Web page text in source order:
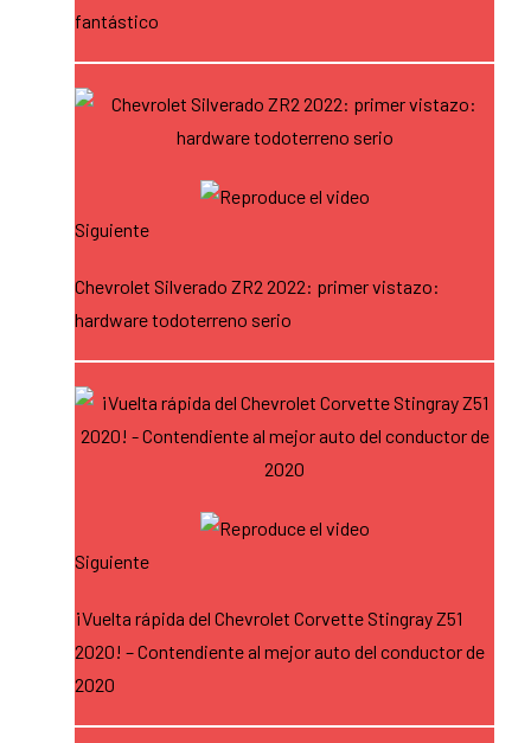
fantástico
Siguiente
Chevrolet Silverado ZR2 2022: primer vistazo:
hardware todoterreno serio
Siguiente
¡Vuelta rápida del Chevrolet Corvette Stingray Z51
2020! – Contendiente al mejor auto del conductor de
2020